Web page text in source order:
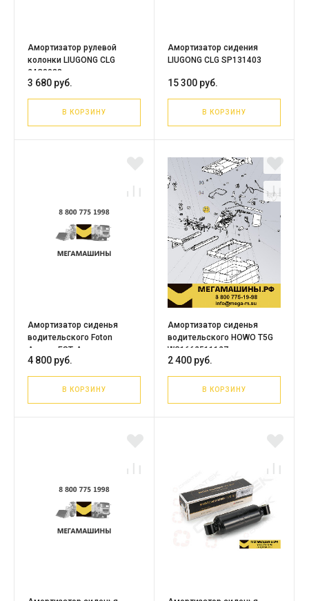
Амортизатор рулевой
колонки LIUGONG CLG
24C0038
3 680 руб.
В КОРЗИНУ
Амортизатор сидения
LIUGONG CLG SP131403
15 300 руб.
В КОРЗИНУ
Амортизатор сиденья
водительского Foton
Auman EST-A
H468100000116
4 800 руб.
В КОРЗИНУ
Амортизатор сиденья
водительского HOWO T5G
WG1662511127
2 400 руб.
В КОРЗИНУ